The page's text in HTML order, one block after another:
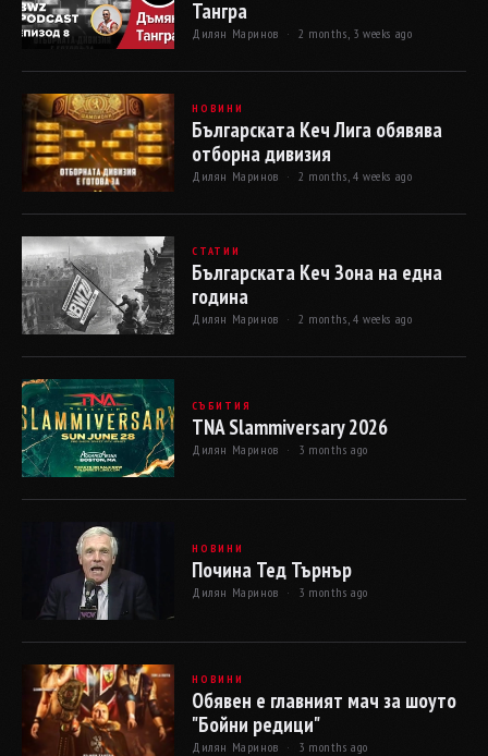
Тангра
Дилян Маринов · 2 months, 3 weeks ago
НОВИНИ
Българската Кеч Лига обявява
отборна дивизия
Дилян Маринов · 2 months, 4 weeks ago
СТАТИИ
Българската Кеч Зона на една
година
Дилян Маринов · 2 months, 4 weeks ago
СЪБИТИЯ
TNA Slammiversary 2026
Дилян Маринов · 3 months ago
НОВИНИ
Почина Тед Търнър
Дилян Маринов · 3 months ago
НОВИНИ
Обявен е главният мач за шоуто
"Бойни редици"
Дилян Маринов · 3 months ago